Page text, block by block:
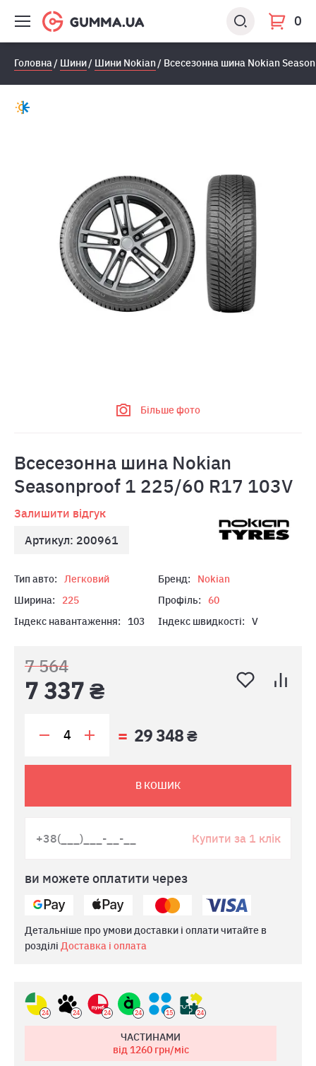
0
Головна Шини Шини Nokian Всесезонна шина Nokian
Більше фото
Всесезонна шина Nokian
Seasonproof 1 225/60 R17 103V
Залишити відгук
Артикул: 200961
Тип авто: Легковий Бренд:
Nokian
Ширина:
225 Профіль:
60
Індекс навантаження:
103 Індекс швидкості: V
7 564
7 337 ₴
29 348 ₴
В КОШИК
Купити за 1 клік
ви можете оплатити через
Детальніше про умови доставки і оплати читайте в
розділі Доставка і оплата
24 24 24 24 15 24
ЧАСТИНАМИ
від 1260грн/міс